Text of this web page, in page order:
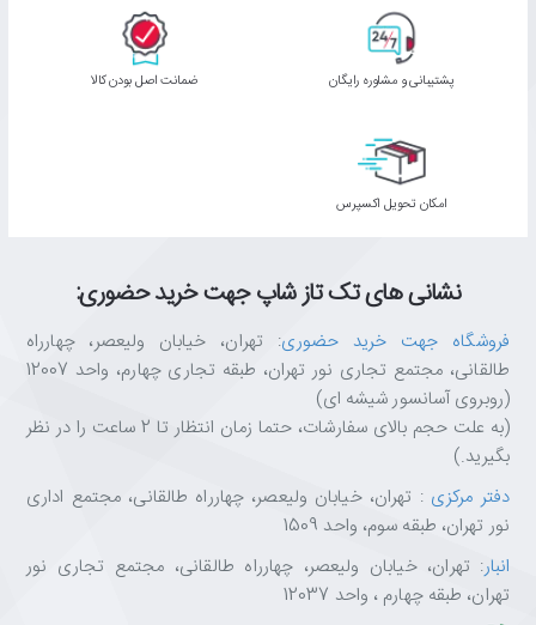
فراهم شده است. کاربران می‌توانند به محض روشن کردن تلویزیون، به
محتواهای مورد علاقه‌شان دسترسی پیدا کنند.
ارتقای محتوا به منظور ایجاد کیفیت تصویر شفاف
موتور پردازشگر UHD سامسونگ حتی در هنگام پخش جریانی محتواهایی
به محتوایی با کیفیت عالی و واقعی استفاده می‌کند.
کنتراست‌های بهبودیافته برای تجربه دیداری شما
تصویر می‌شود تا کیفیت تصویری واقعی حاصل گردد. این تجربه دیداری
که از تکنولوژی «Micro Dimming» موجود نیز پیچیده‌تر است، تجربه‌ای
است کاملاً متفاوت از گذشته.
پشتیبانی و مشاوره رایگان ﺿﻤﺎﻧﺖ اﺻﻞ ﺑﻮدن ﮐﺎﻟﺎ
اﻣﮑﺎن ﺗﺤﻮﯾﻞ اﮐﺴﭙﺮس
نشانی های تک تاز شاپ جهت خرید حضوری:
فروشگاه جهت خرید حضوری: تهران، خیابان ولیعصر، چهارراه
طالقانی، مجتمع تجاری نور تهران، طبقه تجاری چهارم، واحد 12007
(روبروی آسانسور شیشه ای)
(به علت حجم بالای سفارشات، حتما زمان انتظار تا 2 ساعت را در نظر
بگیرید.)
دفتر مرکزی : تهران، خیابان ولیعصر، چهارراه طالقانی، مجتمع اداری
نور تهران، طبقه سوم، واحد 1509
انبار: تهران، خیابان ولیعصر، چهارراه طالقانی، مجتمع تجاری نور
تهران، طبقه چهارم ، واحد 12037